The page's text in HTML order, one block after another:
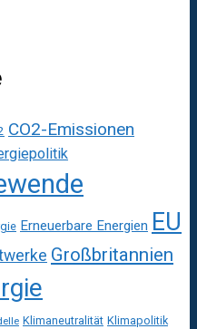
CO2-Emissionen
Erneuerbare Energien EU
Großbritannien
Klimaneutralität Klimapolitik